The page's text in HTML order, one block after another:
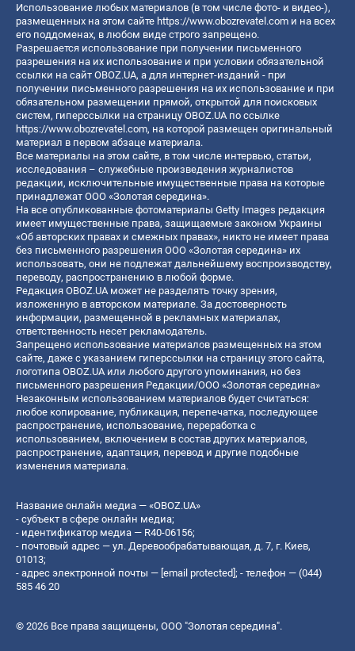
Использование любых материалов (в том числе фото- и видео-),
размещенных на этом сайте https://www.obozrevatel.com и на всех
его поддоменах, в любом виде строго запрещено.
Разрешается использование при получении письменного
разрешения на их использование и при условии обязательной
ссылки на сайт OBOZ.UA, а для интернет-изданий - при
получении письменного разрешения на их использование и при
обязательном размещении прямой, открытой для поисковых
систем, гиперссылки на страницу OBOZ.UA по ссылке
https://www.obozrevatel.com, на которой размещен оригинальный
материал в первом абзаце материала.
Все материалы на этом сайте, в том числе интервью, статьи,
исследования – служебные произведения журналистов
редакции, исключительные имущественные права на которые
принадлежат ООО «Золотая середина».
На все опубликованные фотоматериалы Getty Images редакция
имеет имущественные права, защищаемые законом Украины
«Об авторских правах и смежных правах», никто не имеет права
без письменного разрешения ООО «Золотая середина» их
использовать, они не подлежат дальнейшему воспроизводству,
переводу, распространению в любой форме.
Редакция OBOZ.UA может не разделять точку зрения,
изложенную в авторском материале. За достоверность
информации, размещенной в рекламных материалах,
ответственность несет рекламодатель.
Запрещено использование материалов размещенных на этом
сайте, даже с указанием гиперссылки на страницу этого сайта,
логотипа OBOZ.UA или любого другого упоминания, но без
письменного разрешения Редакции/ООО «Золотая середина»
Незаконным использованием материалов будет считаться:
любое копирование, публикация, перепечатка, последующее
распространение, использование, переработка с
использованием, включением в состав других материалов,
распространение, адаптация, перевод и другие подобные
изменения материала.
Название онлайн медиа — «OBOZ.UA»
- субъект в сфере онлайн медиа;
- идентификатор медиа — R40-06156;
- почтовый адрес — ул. Деревообрабатывающая, д. 7, г. Киев,
01013;
- адрес электронной почты — [email protected]; - телефон — (044)
585 46 20
© 2026 Все права защищены, ООО "Золотая середина".